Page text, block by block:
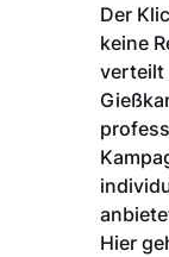
Der
keine
verteilt
Hier